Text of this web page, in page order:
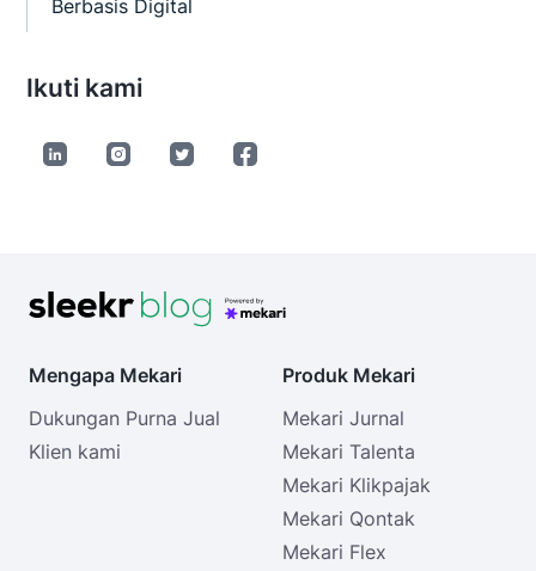
Berbasis Digital
Ikuti kami
Mengapa Mekari
Dukungan Purna Jual
Klien kami
Produk Mekari
Mekari Jurnal
Mekari Talenta
Mekari Klikpajak
Mekari Qontak
Mekari Flex